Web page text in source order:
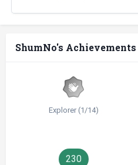
ShumNo's Achievements
Explorer (1/14)
230